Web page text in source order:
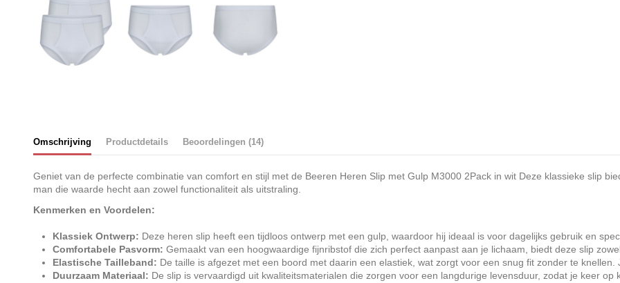
Omschrijving Productdetails Beoordelingen (14)
Geniet van de perfecte combinatie van comfort en stijl met de Beeren Heren Slip met Gulp M3000 2Pack in wit Deze klassieke slip
man die waarde hecht aan zowel functionaliteit als uitstraling.
Kenmerken en Voordelen:
Klassiek Ontwerp: Deze heren slip heeft een tijdloos ontwerp met een gulp, waardoor hij ideaal is voor dagelijks gebruik en
Comfortabele Pasvorm: Gemaakt van een hoogwaardige fijnribstof die zich perfect aanpast aan je lichaam, biedt deze slip
Elastische Tailleband: De taille is afgezet met een boord met daarin een elastiek, wat zorgt voor een snug fit zonder te
Duurzaam Materiaal: De slip is vervaardigd uit kwaliteitsmaterialen die zorgen voor een langdurige levensduur, zodat je keer op